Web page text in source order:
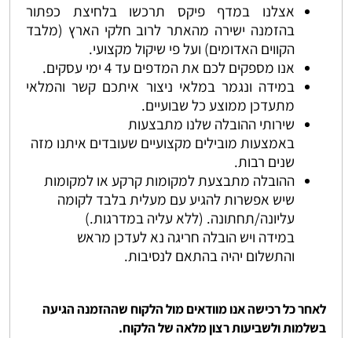
אצלנו במדף פיקס תרכשו בלחיצת כפתור
בהזמנה ישירה מהאתר לרוב חלקי הארץ (מלבד
הקווים האדומים) ועל פי שיקול מקצועי.
אנו מספקים לכם את המדפים עד 4 ימי עסקים.
במידה ונגמר במלאי ניצור איתכם קשר והמלאי
מתעדכן ממוצע כל שבועיים.
שירותי ההובלה שלנו מתבצעות
באמצעות מובילים מקצועיים שעובדים איתנו מזה
שנים רבות.
ההובלה מתבצעת למקומות קרקע או למקומות
שיש אפשרות להגיע עם מעלית בלבד לקומה
עליונה/תחתונה. (ללא עליה במדרגות.)
במידה ויש הובלה חריגה נא לעדכן מראש
והתשלום יהיה בהתאם לנסיבות.
לאחר כל רכישה אנו מוודאים מול הלקוח שההזמנה הגיעה
בשלמות ולשביעות רצון מלאה של הלקוח.